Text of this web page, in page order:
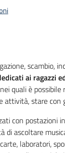
scambio,
ai ragazzi
quali è possibile
attività, stare con
con postazioni
di ascoltare
laboratori,